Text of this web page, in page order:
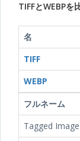
TIFFとWEBPを
名
TIFF
WEBP
フルネーム
Tagged